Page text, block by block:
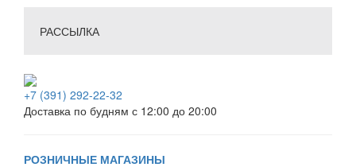
РАССЫЛКА
+7 (391) 292-22-32
Доставка по будням с 12:00 до 20:00
РОЗНИЧНЫЕ МАГАЗИНЫ